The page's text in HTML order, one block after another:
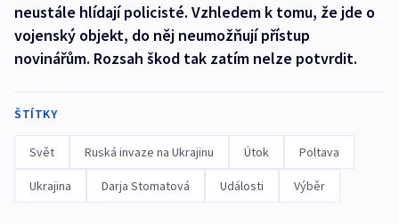
neustále hlídají policisté. Vzhledem k tomu, že jde o
vojenský objekt, do něj neumožňují přístup
novinářům. Rozsah škod tak zatím nelze potvrdit.
ŠTÍTKY
Svět Ruská invaze na Ukrajinu Útok Poltava
Ukrajina Darja Stomatová Události Výběr